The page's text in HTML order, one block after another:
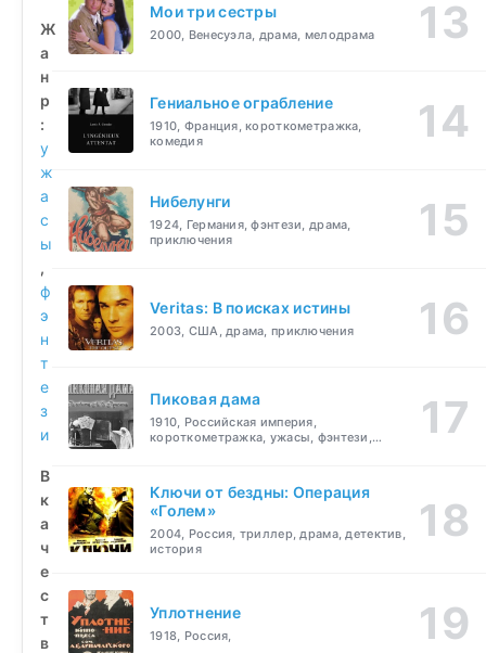
Ж
а
н
р
:
у
ж
а
с
ы
,
ф
э
н
т
е
з
и
В
к
а
ч
е
с
т
в
Мои три сестры
2000, Венесуэла, драма, мелодрама
Гениальное ограбление
1910, Франция, короткометражка,
комедия
Нибелунги
1924, Германия, фэнтези, драма,
приключения
Veritas: В поисках истины
2003, США, драма, приключения
Пиковая дама
1910, Российская империя,
короткометражка, ужасы, фэнтези,
Ключи от бездны: Операция
«Голем»
2004, Россия, триллер, драма, детектив,
история
Уплотнение
1918, Россия,